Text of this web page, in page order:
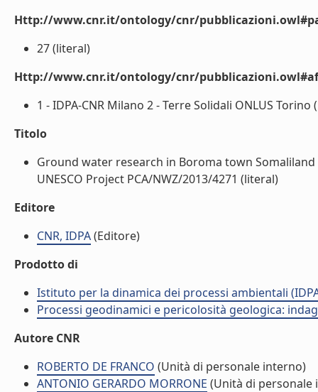
Http://www.cnr.it/ontology/cnr/
27 (literal)
Http://www.cnr.it/ontology/cnr/
1 - IDPA-CNR Milano 2 - Terre Solidali ONLUS Torino
Titolo
Ground water research in Boroma town
UNESCO Project PCA/NWZ/2013/4271 (literal)
Editore
CNR, IDPA(Editore)
Prodotto di
Istituto per la dinamica dei processi ambientali
Processi geodinamici e pericolosità geologica:
Autore CNR
ROBERTO DE FRANCO (Unità di personale interno)
ANTONIO GERARDO MORRONE (Unità di personale